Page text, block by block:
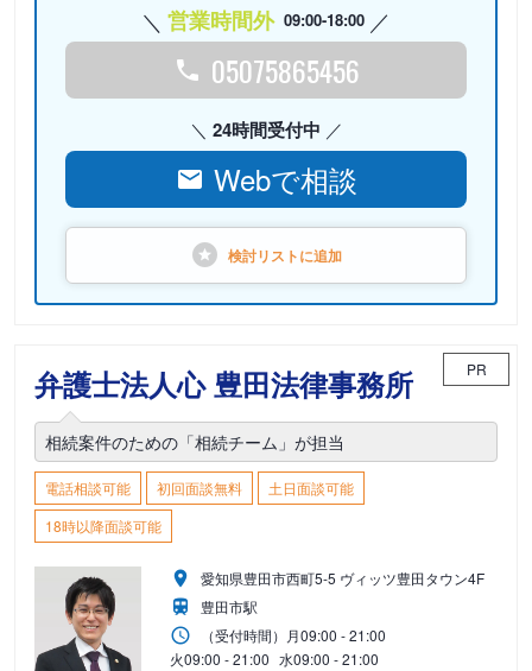
営業時間外 09:00-18:00
05075865456
24時間受付中
Webで相談
検討リストに追加
弁護士法人心 豊田法律事務所 PR
相続案件のための「相続チーム」が担当
電話相談可能 初回面談無料
土日面談可能
18時以降面談可能
愛知県豊田市西町5-5 ヴィッツ豊田タウン4F
豊田市駅
（受付時間） 月09:00 - 21:00
火09:00 - 21:00 水09:00 - 21:00